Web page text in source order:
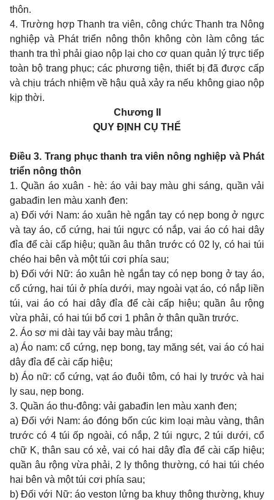
thôn.
4. Trường hợp Thanh tra viên, công chức Thanh tra Nông
nghiệp và Phát triển nông thôn không còn làm công tác
thanh tra thì phải giao nộp lại cho cơ quan quản lý trực tiếp
toàn bộ trang phục; các phương tiện, thiết bị đã được cấp
và chịu trách nhiệm về hậu quả xảy ra nếu không giao nộp
kịp thời.
Chương II
QUY ĐỊNH CỤ THỂ
Điều 3. Trang phục thanh tra viên nông nghiệp và Phát
triển nông thôn
1. Quần áo xuân - hè: áo vải bay màu ghi sáng, quần vải
gabađin len màu xanh đen:
a) Đối với Nam: áo xuân hè ngắn tay có nẹp bong ở ngực
và tay áo, cổ cứng, hai túi ngực có nắp, vai áo có hai dây
đỉa để cài cấp hiệu; quần âu thân trước có 02 ly, có hai túi
chéo hai bên và một túi cơi phía sau;
b) Đối với Nữ: áo xuân hè ngắn tay có nẹp bong ở tay áo,
cổ cứng, hai túi ở phía dưới, may ngoài vạt áo, có nắp liền
túi, vai áo có hai dây đỉa để cài cấp hiệu; quần âu rộng
vừa phải, có hai túi bổ cơi 1 phân ở thân quần trước.
2. Áo sơ mi dài tay vải bay màu trắng;
a) Áo nam: cổ cứng, nẹp bong, tay măng sét, vai áo có hai
dây đỉa để cài cấp hiệu;
b) Áo nữ: cổ cứng, vạt áo đuôi tôm, có hai ly trước và hai
ly sau, nẹp bong.
3. Quần áo thu-đông: vải gabađin len màu xanh đen;
a) Đối với Nam: áo đóng bốn cúc kim loại màu vàng, thân
trước có 4 túi ốp ngoài, có nắp, 2 túi ngực, 2 túi dưới, cổ
chữ K, thân sau có xẻ, vai có hai dây đỉa để cài cấp hiệu;
quần âu rộng vừa phải, 2 ly thông thường, có hai túi chéo
hai bên và một túi cơi phía sau;
b) Đối với Nữ: áo veston lửng ba khuy thông thường, khuy